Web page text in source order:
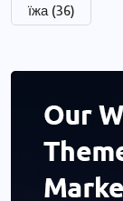
їжа (36)